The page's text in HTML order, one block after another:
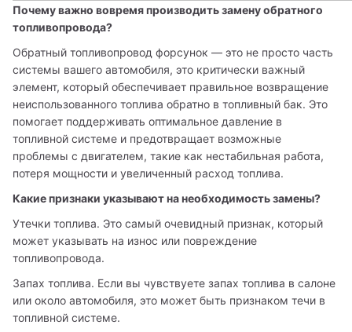
Почему важно вовремя производить замену обратного
топливопровода?
Обратный топливопровод форсунок — это не просто часть
системы вашего автомобиля, это критически важный
элемент, который обеспечивает правильное возвращение
неиспользованного топлива обратно в топливный бак. Это
помогает поддерживать оптимальное давление в
топливной системе и предотвращает возможные
проблемы с двигателем, такие как нестабильная работа,
потеря мощности и увеличенный расход топлива.
Какие признаки указывают на необходимость замены?
Утечки топлива. Это самый очевидный признак, который
может указывать на износ или повреждение
топливопровода.
Запах топлива. Если вы чувствуете запах топлива в салоне
или около автомобиля, это может быть признаком течи в
топливной системе.